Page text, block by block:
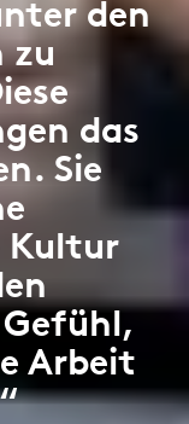
den
zu
das
Sie
Arbeit